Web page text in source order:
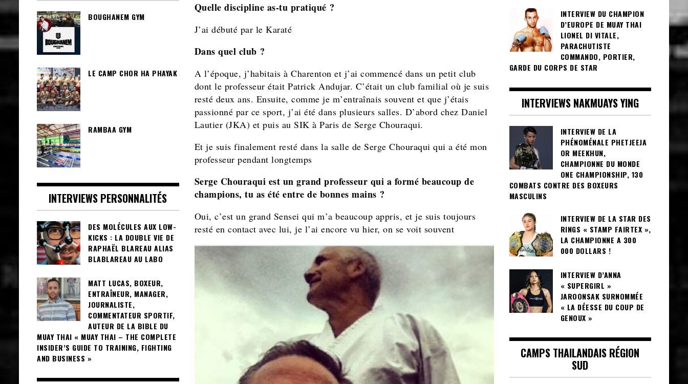
Quelle discipline as-tu pratiqué ?
J’ai débuté par le Karaté
Dans quel club ?
A l’époque, j’habitais à Charenton et j’ai commencé dans un petit club
dont le professeur était Patrick Andujar. C’était un club familial où je suis
resté deux ans. Ensuite, comme je m’entraînais souvent et que j’étais
passionné par ce sport, j’ai été dans plusieurs salles. D’abord chez Daniel
Lautier (JKA) et puis au SIK à Paris de Serge Chouraqui.
Et je suis finalement resté dans la salle de Serge Chouraqui qui a été mon
professeur pendant longtemps
Serge Chouraqui est un grand professeur qui a formé beaucoup de
champions, tu as été entre de bonnes mains ?
Oui, c’est un grand Sensei qui m’a beaucoup appris, et je suis toujours
resté en contact avec lui, je l’ai encore vu hier, on se voit souvent
BOUGHANEM GYM
LE CAMP CHOR HA PHAYAK
RAMBAA GYM
INTERVIEWS PERSONNALITÉS
DES MOLÉCULES AUX LOW-
KICKS : LA DOUBLE VIE DE
RAPHAËL BLAREAU ALIAS
BLABLAREAU AU LABO
MATT LUCAS, BOXEUR,
ENTRAÎNEUR, MANAGER,
JOURNALISTE,
COMMENTATEUR SPORTIF,
AUTEUR DE LA BIBLE DU
MUAY THAI « MUAY THAI – THE COMPLETE
INSIDER’S GUIDE TO TRAINING, FIGHTING
AND BUSINESS »
INTERVIEW DU CHAMPION
D’EUROPE DE MUAY THAI
LIONEL DI VITALE,
PARACHUTISTE
COMMANDO, PORTIER,
GARDE DU CORPS DE STAR
INTERVIEWS NAKMUAYS YING
INTERVIEW DE LA
PHÉNOMÉNALE PHETJEEJA
OR MEEKHUN,
CHAMPIONNE DU MONDE
ONE CHAMPIONSHIP, 130
COMBATS CONTRE DES BOXEURS
MASCULINS
INTERVIEW DE LA STAR DES
RINGS « STAMP FAIRTEX »,
LA CHAMPIONNE A 300
000 DOLLARS !
INTERVIEW D’ANNA
« SUPERGIRL »
JAROONSAK SURNOMMÉE
« LA DÉESSE DU COUP DE
GENOUX »
CAMPS THAILANDAIS RÉGION
SUD